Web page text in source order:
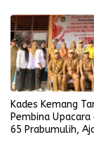
Kades Kemang
Pembina Upacara
65 Prabumulih,